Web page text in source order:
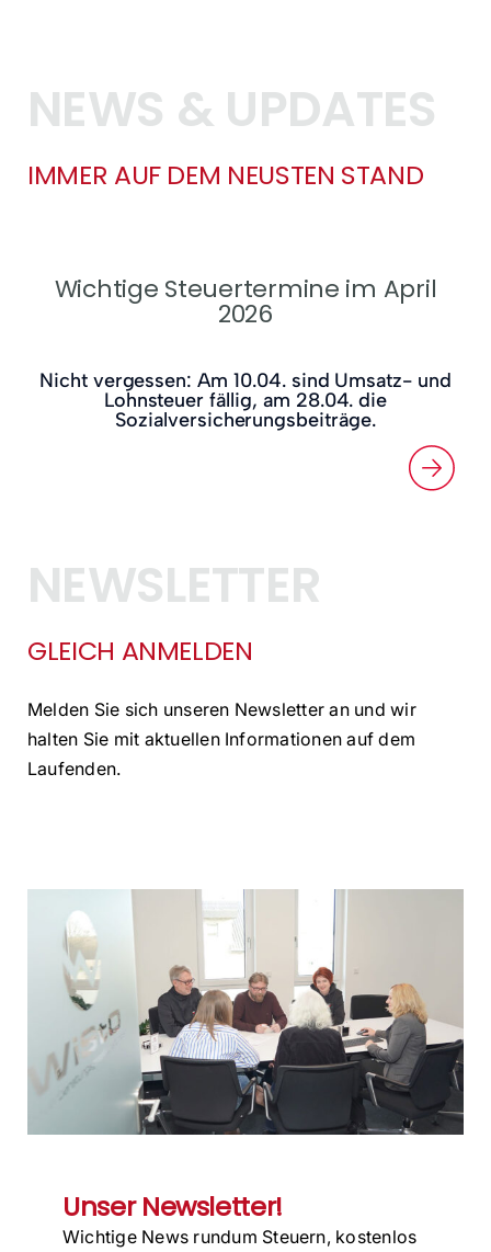
NEWS & UPDATES
IMMER AUF DEM NEUSTEN STAND
Wichtige Steuertermine im April
2026
Nicht vergessen: Am 10.04. sind Umsatz- und
Lohnsteuer fällig, am 28.04. die
Sozialversicherungsbeiträge.
NEWSLETTER
GLEICH ANMELDEN
Melden Sie sich unseren Newsletter an und wir
halten Sie mit aktuellen Informationen auf dem
Laufenden.
Unser Newsletter!
Wichtige News rundum Steuern, kostenlos